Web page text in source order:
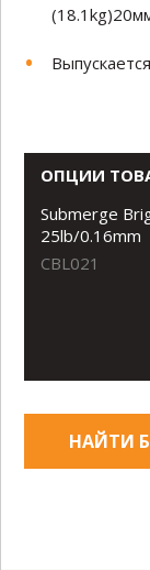
ОПЦИИ
Submerge
25lb/0.16mm
CBL021
НАЙТИ